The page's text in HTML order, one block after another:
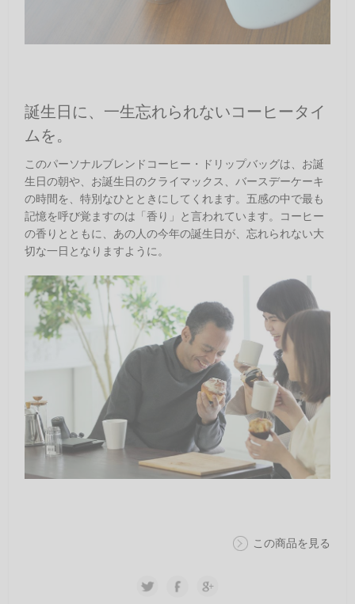
誕生日に、一生忘れられないコーヒータイ
ムを。
このパーソナルブレンドコーヒー・ドリップバッグは、お誕
生日の朝や、お誕生日のクライマックス、バースデーケーキ
の時間を、特別なひとときにしてくれます。五感の中で最も
記憶を呼び覚ますのは「香り」と言われています。コーヒー
の香りとともに、あの人の今年の誕生日が、忘れられない大
切な一日となりますように。
この商品を見る